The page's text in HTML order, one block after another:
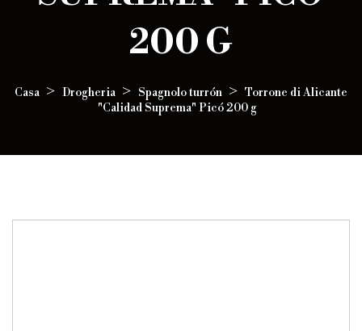
200 G
Casa Drogheria Spagnolo turrón
Torrone di Alicante
"Calidad Suprema" Picó 200 g